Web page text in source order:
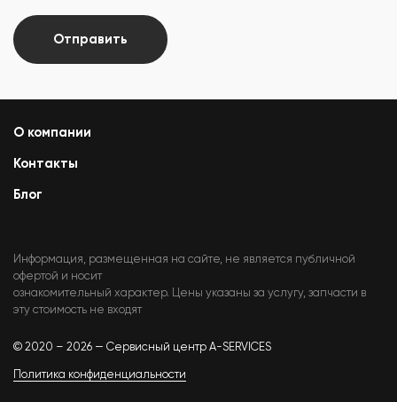
Отправить
О компании
Контакты
Блог
Информация, размещенная на сайте, не является публичной
офертой и носит
ознакомительный характер. Цены указаны за услугу, запчасти в
эту стоимость не входят
© 2020 – 2026 — Сервисный центр A-SERVICES
Политика конфиденциальности